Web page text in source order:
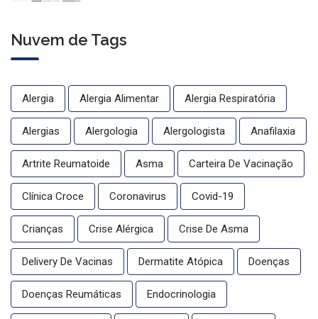
Nuvem de Tags
Alergia Alergia Alimentar Alergia Respiratória
Alergias Alergologia Alergologista Anafilaxia
Artrite Reumatoide Asma Carteira De Vacinação
Clínica Croce Coronavirus Covid-19
Crianças Crise Alérgica Crise De Asma
Delivery De Vacinas Dermatite Atópica Doenças
Doenças Reumáticas Endocrinologia